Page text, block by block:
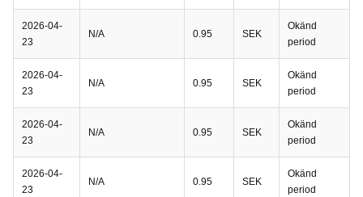
2026-04-
23
N/A 0.95 SEK
Okänd
period
2026-04-
23
N/A 0.95 SEK
Okänd
period
2026-04-
23
N/A 0.95 SEK
Okänd
period
2026-04-
23
N/A 0.95 SEK
Okänd
period